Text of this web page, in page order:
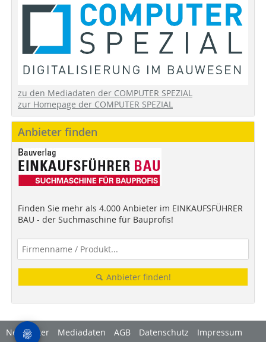
zu den Mediadaten der COMPUTER SPEZIAL
zur Homepage der COMPUTER SPEZIAL
Anbieter finden
Finden Sie mehr als 4.000 Anbieter im EINKAUFSFÜHRER
BAU - der Suchmaschine für Bauprofis!
Anbieter finden!
Newsletter Mediadaten AGB Datenschutz Impressum